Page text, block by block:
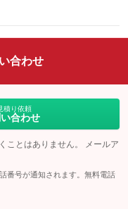
合わせ
積り依頼
合わせ
ことはありません。 メールア
番号が通知されます。無料電話